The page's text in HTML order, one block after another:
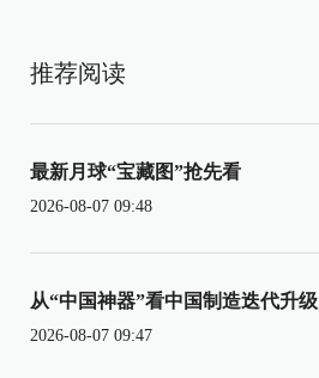
推荐阅读
最新月球“宝藏图”抢先看
2026-08-07 09:48
从“中国神器”看中国制造迭代升级
2026-08-07 09:47